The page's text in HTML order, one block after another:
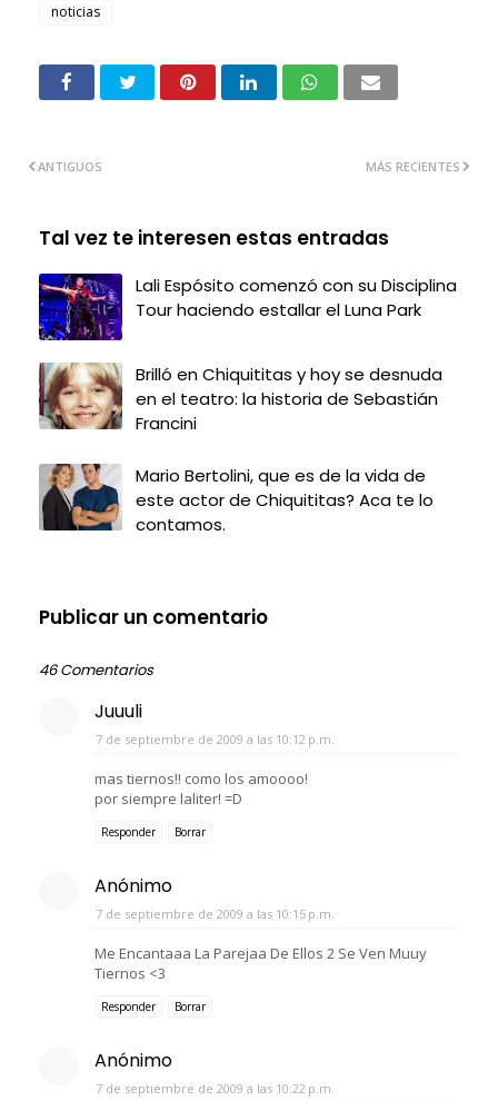
noticias
MÁS RECIENTES
ANTIGUOS
Tal vez te interesen estas entradas
Lali Espósito comenzó con su Disciplina
Tour haciendo estallar el Luna Park
Brilló en Chiquititas y hoy se desnuda
en el teatro: la historia de Sebastián
Francini
Mario Bertolini, que es de la vida de
este actor de Chiquititas? Aca te lo
contamos.
Publicar un comentario
46 Comentarios
Juuuli
7 de septiembre de 2009 a las 10:12 p.m.
mas tiernos!! como los amoooo!
por siempre laliter! =D
Responder Borrar
Anónimo
7 de septiembre de 2009 a las 10:15 p.m.
Me Encantaaa La Parejaa De Ellos 2 Se Ven Muuy
Tiernos <3
Responder Borrar
Anónimo
7 de septiembre de 2009 a las 10:22 p.m.